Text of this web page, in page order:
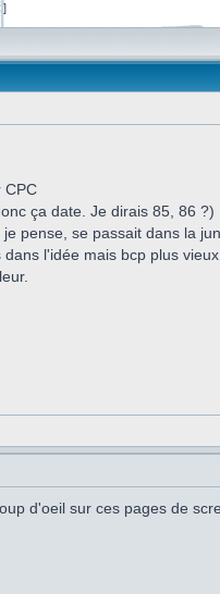
]
CPC
ça date. Je dirais 85, 86 ?)
pense, se passait dans la
l'idée mais bcp plus vieux.
d'oeil sur ces pages de